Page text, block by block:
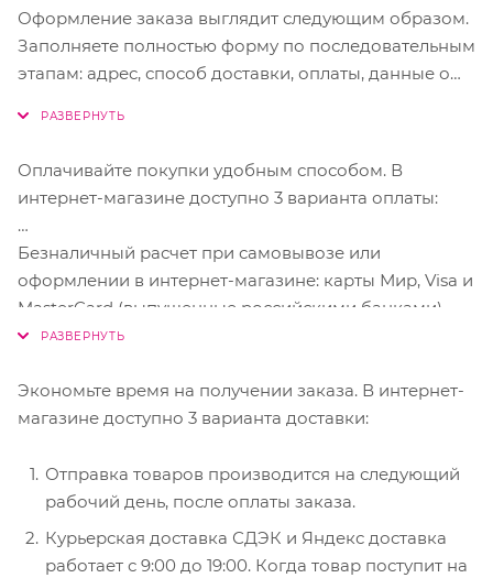
Оформление заказа выглядит следующим образом.
Заполняете полностью форму по последовательным
этапам: адрес, способ доставки, оплаты, данные о
Оплачивайте покупки удобным способом. В
интернет-магазине доступно 3 варианта оплаты:
Безналичный расчет при самовывозе или
оформлении в интернет-магазине: карты Мир, Visa и
MasterCard (выпущенные российскими банками),
SberPay, ЮMoney.
на страницу Юкассы.
Экономьте время на получении заказа. В интернет-
магазине доступно 3 варианта доставки:
Отправка товаров производится на следующий
рабочий день, после оплаты заказа.
Курьерская доставка СДЭК и Яндекс доставка
работает с 9:00 до 19:00. Когда товар поступит на